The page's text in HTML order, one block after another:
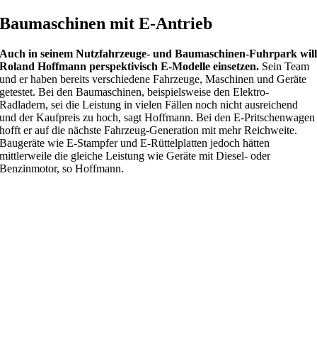
Baumaschinen mit E-Antrieb
Auch in seinem Nutzfahrzeuge- und Baumaschinen-Fuhrpark will
Roland Hoffmann perspektivisch E-Modelle einsetzen. Sein Team
und er haben bereits verschiedene Fahrzeuge, Maschinen und Geräte
getestet. Bei den Baumaschinen, beispielsweise den Elektro-
Radladern, sei die Leistung in vielen Fällen noch nicht ausreichend
und der Kaufpreis zu hoch, sagt Hoffmann. Bei den E-Pritschenwagen
hofft er auf die nächste Fahrzeug-Generation mit mehr Reichweite.
Baugeräte wie E-Stampfer und E-Rüttelplatten jedoch hätten
mittlerweile die gleiche Leistung wie Geräte mit Diesel- oder
Benzinmotor, so Hoffmann.